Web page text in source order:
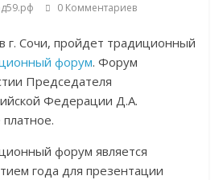
0 Комментариев
г. Сочи, пройдет традиционный
форум. Форум
Председателя
Федерации Д.А.
форум является
года для презентации